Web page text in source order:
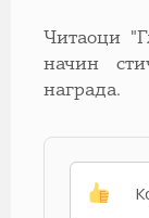
Читаоци
начин
награда.